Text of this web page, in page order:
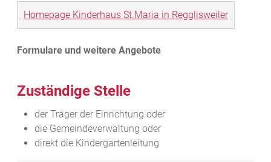
Homepage Kinderhaus St.Maria in Regglisweiler
Zuständige Stelle
der Träger der Einrichtung oder
die Gemeindeverwaltung oder
direkt die Kindergartenleitung